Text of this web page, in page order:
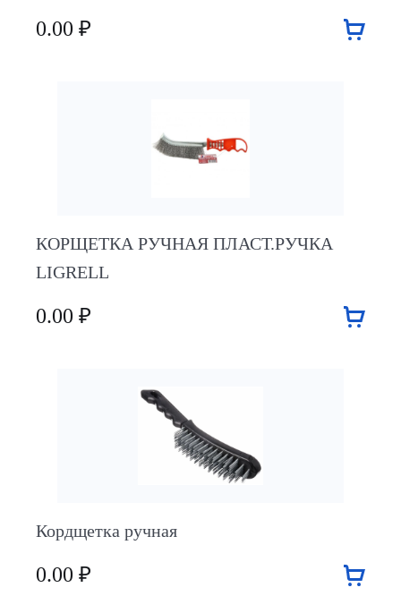
0.00 ₽
КОРЩЕТКА РУЧНАЯ ПЛАСТ.РУЧКА
LIGRELL
0.00 ₽
Кордщетка ручная
0.00 ₽